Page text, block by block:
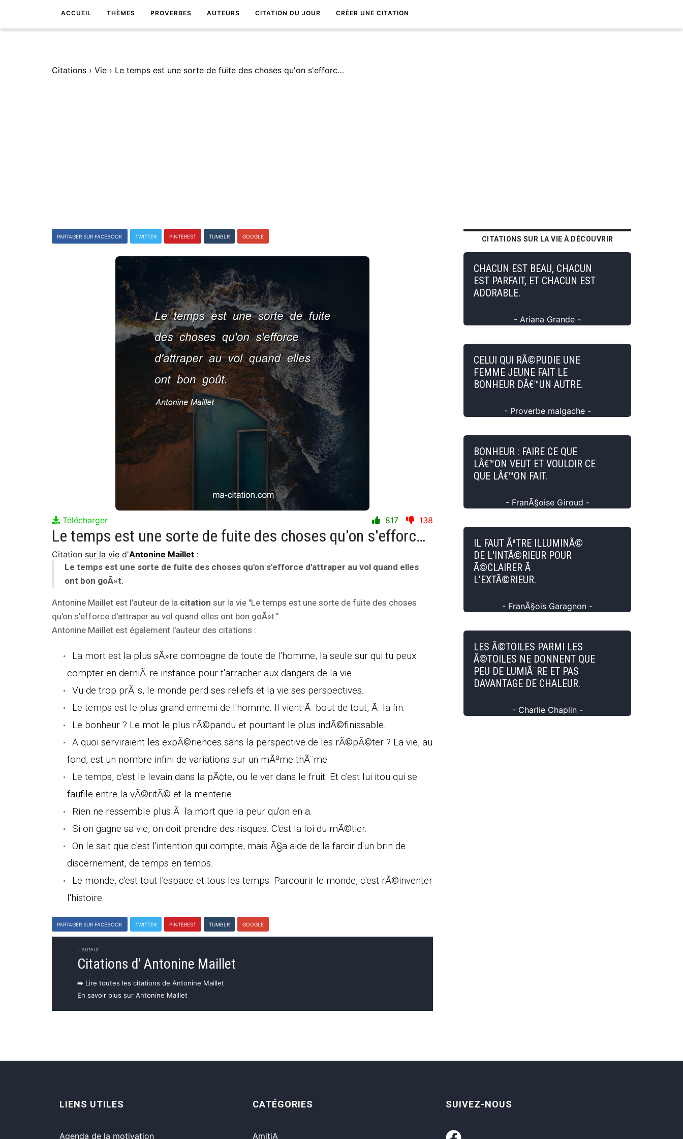
ACCUEIL THÈMES PROVERBES AUTEURS CITATION DU JOUR CRÉER UNE CITATION
Citations › Vie › Le temps est une sorte de fuite des choses qu'on s'efforce d'attraper au vol quand elles ont bon goÃ»t.
PARTAGER SUR FACEBOOK TWITTER PINTEREST TUMBLR GOOGLE
Télécharger 817 138
Le temps est une sorte de fuite des choses qu'on s'efforce d'attraper au vol quand elles ont bon goÃ»t.
Citation sur la vie d'Antonine Maillet :
Le temps est une sorte de fuite des choses qu'on s'efforce d'attraper au vol quand elles
ont bon goÃ»t.
Antonine Maillet est l'auteur de la citation sur la vie "Le temps est une sorte de fuite des choses
qu'on s'efforce d'attraper au vol quand elles ont bon goÃ»t.".
Antonine Maillet est également l'auteur des citations :
La mort est la plus sÃ»re compagne de toute de l'homme, la seule sur qui tu peux
compter en derniÃ¨re instance pour t'arracher aux dangers de la vie.
Vu de trop prÃ¨s, le monde perd ses reliefs et la vie ses perspectives.
Le temps est le plus grand ennemi de l'homme. Il vient Ã bout de tout, Ã la fin.
Le bonheur ? Le mot le plus rÃ©pandu et pourtant le plus indÃ©finissable.
A quoi serviraient les expÃ©riences sans la perspective de les rÃ©pÃ©ter ? La vie, au
fond, est un nombre infini de variations sur un mÃªme thÃ¨me.
Le temps, c'est le levain dans la pÃ¢te, ou le ver dans le fruit. Et c'est lui itou qui se
faufile entre la vÃ©ritÃ© et la menterie.
Rien ne ressemble plus Ã la mort que la peur qu'on en a.
Si on gagne sa vie, on doit prendre des risques. C'est la loi du mÃ©tier.
On le sait que c'est l'intention qui compte, mais Ã§a aide de la farcir d'un brin de
discernement, de temps en temps.
Le monde, c'est tout l'espace et tous les temps. Parcourir le monde, c'est rÃ©inventer
l'histoire.
PARTAGER SUR FACEBOOK TWITTER PINTEREST TUMBLR GOOGLE
L'auteur
Citations d' Antonine Maillet
➡️ Lire toutes les citations de Antonine Maillet
En savoir plus sur Antonine Maillet
CITATIONS SUR LA VIE À DÉCOUVRIR
CHACUN EST BEAU, CHACUN
EST PARFAIT, ET CHACUN EST
ADORABLE.
- Ariana Grande -
CELUI QUI RÃ©PUDIE UNE
FEMME JEUNE FAIT LE
BONHEUR DÂ€™UN AUTRE.
- Proverbe malgache -
BONHEUR : FAIRE CE QUE
LÂ€™ON VEUT ET VOULOIR CE
QUE LÂ€™ON FAIT.
- FranÃ§oise Giroud -
IL FAUT ÃªTRE ILLUMINÃ©
DE L'INTÃ©RIEUR POUR
Ã©CLAIRER Ã
L'EXTÃ©RIEUR.
- FranÃ§ois Garagnon -
LES Ã©TOILES PARMI LES
Ã©TOILES NE DONNENT QUE
PEU DE LUMIÃ¨RE ET PAS
DAVANTAGE DE CHALEUR.
- Charlie Chaplin -
LIENS UTILES
Agenda de la motivation
CATÉGORIES
AmitiA
SUIVEZ-NOUS